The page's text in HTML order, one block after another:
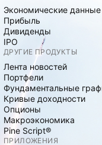
Экономические данные
Прибыль
Дивиденды
IPO
ДРУГИЕ ПРОДУКТЫ
Лента новостей
Портфели
Фундаментальные
Кривые доходности
Опционы
Макроэкономика
Pine Script®
ПРИЛОЖЕНИЯ